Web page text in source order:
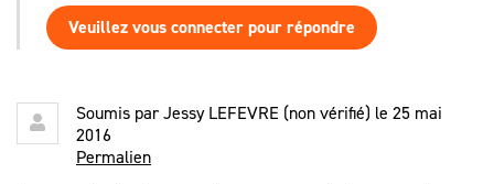
Veuillez vous connecter pour répondre
Soumis parJessy LEFEVRE (non vérifié) le 25 mai
2016
Permalien